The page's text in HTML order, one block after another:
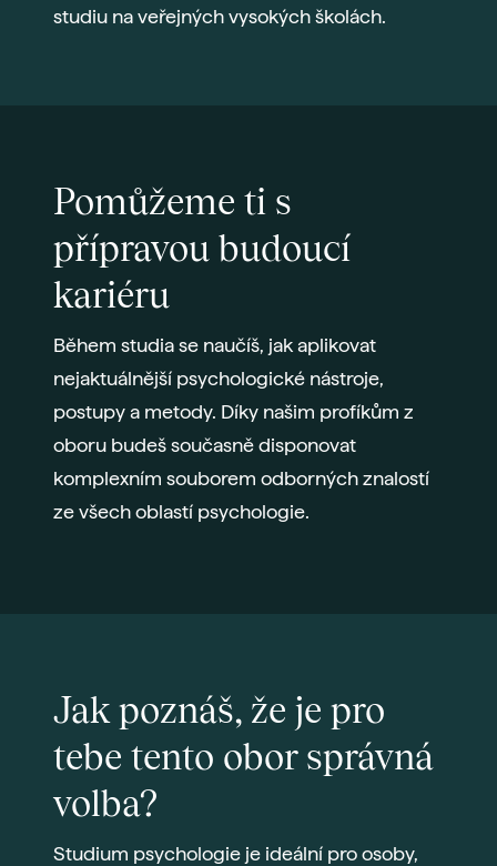
studiu na veřejných vysokých školách.
Pomůžeme ti s
přípravou budoucí
kariéru
Během studia se naučíš, jak aplikovat
nejaktuálnější psychologické nástroje,
postupy a metody. Díky našim profíkům z
oboru budeš současně disponovat
komplexním souborem odborných znalostí
ze všech oblastí psychologie.
Jak poznáš, že je pro
tebe tento obor správná
volba?
Studium psychologie je ideální pro osoby,